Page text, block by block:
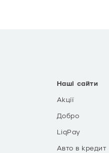
Наші сайти
Акції
Добро
LiqPay
Авто в кредит